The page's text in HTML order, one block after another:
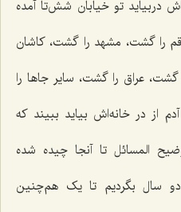
دربیاید تو خیابان شش‌تا آمده
قم را گشت، مشهد را گشت، کاشان
عراق را گشت، سایر جاها را
از در خانه‌اش بیاید ببیند که
المسائل تا آنجا چیده شده
سال بگردیم تا یک هم‌چنین